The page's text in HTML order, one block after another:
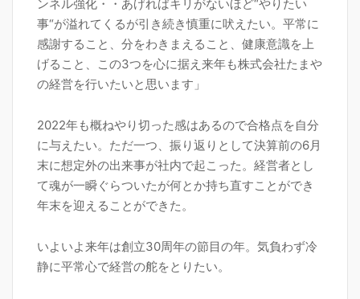
ンネル強化・・あげればキリがないほど“やりたい
事“が溢れてくるが引き続き慎重に吠えたい。平常に
感謝すること、分をわきまえること、健康意識を上
げること、この3つを心に据え来年も株式会社たまや
の経営を行いたいと思います」
2022年も概ねやり切った感はあるので合格点を自分
に与えたい。ただ一つ、振り返りとして決算前の6月
末に想定外の出来事が社内で起こった。経営者とし
て魂が一瞬ぐらついたが何とか持ち直すことができ
年末を迎えることができた。
いよいよ来年は創立30周年の節目の年。気負わず冷
静に平常心で経営の舵をとりたい。